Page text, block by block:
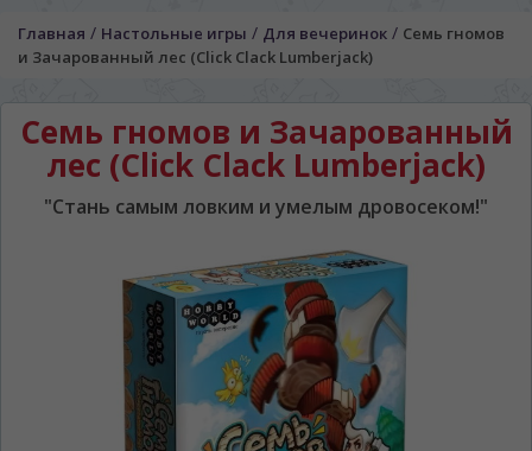
Главная / Настольные игры / Для вечеринок / Семь гномов
и Зачарованный лес (Click Clack Lumberjack)
Семь гномов и Зачарованный
лес (Click Clack Lumberjack)
"Стань самым ловким и умелым дровосеком!"